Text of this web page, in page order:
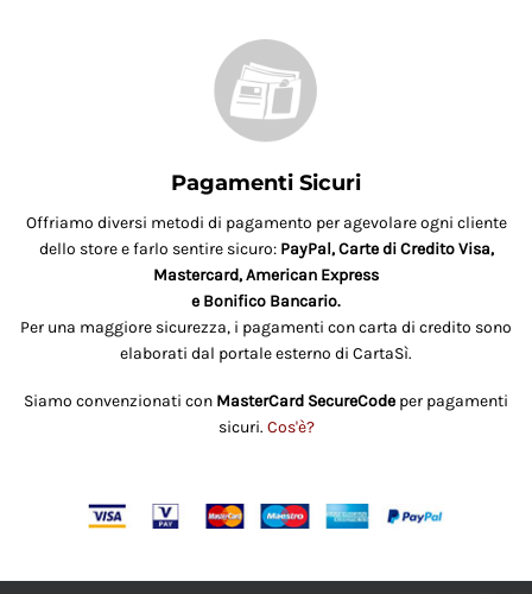
Pagamenti Sicuri
Offriamo diversi metodi di pagamento per agevolare ogni cliente
dello store e farlo sentire sicuro: PayPal, Carte di Credito Visa,
Mastercard, American Express
e Bonifico Bancario.
Per una maggiore sicurezza, i pagamenti con carta di credito sono
elaborati dal portale esterno di CartaSì.
Siamo convenzionati con MasterCard SecureCode per pagamenti
sicuri. Cos'è?